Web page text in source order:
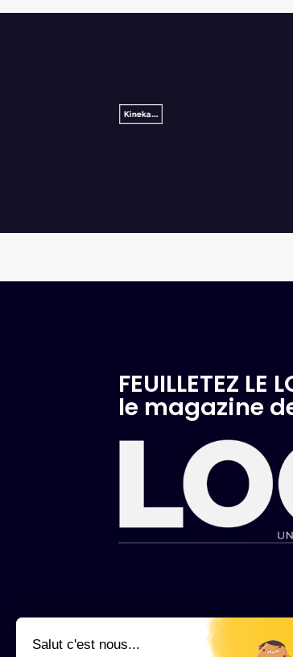
FEUILLETEZ LE
le magazine